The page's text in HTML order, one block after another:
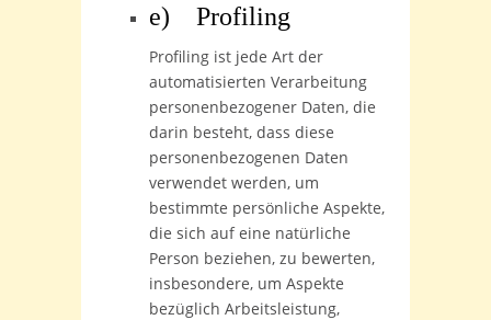
e) Profiling
Profiling ist jede Art der
automatisierten Verarbeitung
personenbezogener Daten, die
darin besteht, dass diese
personenbezogenen Daten
verwendet werden, um
bestimmte persönliche Aspekte,
die sich auf eine natürliche
Person beziehen, zu bewerten,
insbesondere, um Aspekte
bezüglich Arbeitsleistung,